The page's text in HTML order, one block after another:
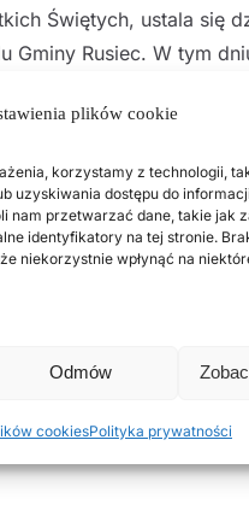
plików cookie
korzystamy z technologii,
uzyskiwania dostępu do
nam przetwarzać dane, takie jak
identyfikatory na tej stronie.
niekorzystnie wpłynąć na
Odmów
cookiesPolityka prywatności
Świętych, ustala się
Rusiec. W tym
2025 r.